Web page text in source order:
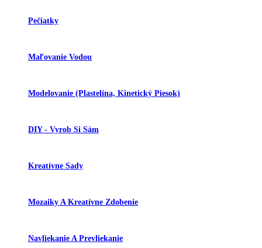
Pečiatky
Maľovanie Vodou
Modelovanie (plastelína, Kinetický Piesok)
DIY - Vyrob Si Sám
Kreatívne Sady
Mozaiky A Kreatívne Zdobenie
Navliekanie A Prevliekanie